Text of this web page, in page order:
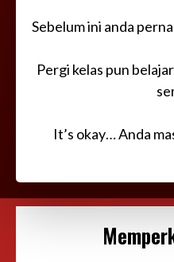
Sebelum ini anda
Pergi kelas pun
It’s okay… Anda